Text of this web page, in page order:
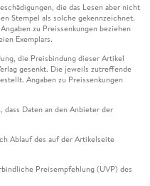
die das Lesen aber nicht
Stempel als solche gekennzeichnet.
zu Preissenkungen beziehen
Exemplars.
die Preisbindung dieser Artikel
gesenkt. Die jeweils zutreffende
Angaben zu Preissenkungen
Daten an den Anbieter der
Ablauf des auf der Artikelseite
Preisempfehlung (UVP) des